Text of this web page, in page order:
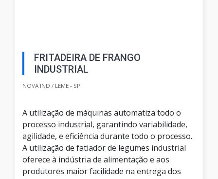
FRITADEIRA DE FRANGO
INDUSTRIAL
NOVA IND / LEME - SP
A utilização de máquinas automatiza todo o
processo industrial, garantindo variabilidade,
agilidade, e eficiência durante todo o processo.
A utilização de fatiador de legumes industrial
oferece à indústria de alimentação e aos
produtores maior facilidade na entrega dos